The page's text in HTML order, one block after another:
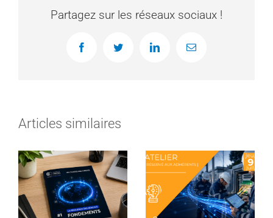
Partagez sur les réseaux sociaux !
FacebookTwitter LinkedInEmail
Articles similaires